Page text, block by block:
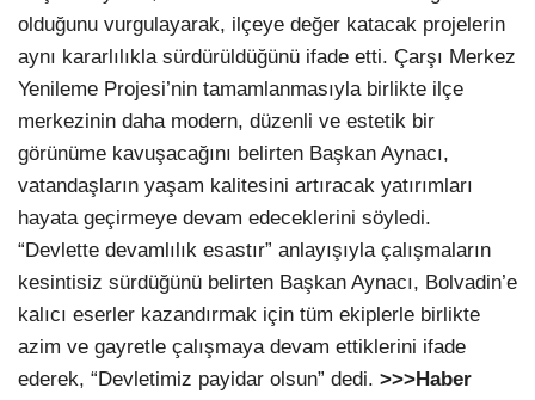
olduğunu vurgulayarak, ilçeye değer katacak projelerin
aynı kararlılıkla sürdürüldüğünü ifade etti. Çarşı Merkez
Yenileme Projesi’nin tamamlanmasıyla birlikte ilçe
merkezinin daha modern, düzenli ve estetik bir
görünüme kavuşacağını belirten Başkan Aynacı,
vatandaşların yaşam kalitesini artıracak yatırımları
hayata geçirmeye devam edeceklerini söyledi.
“Devlette devamlılık esastır” anlayışıyla çalışmaların
kesintisiz sürdüğünü belirten Başkan Aynacı, Bolvadin’e
kalıcı eserler kazandırmak için tüm ekiplerle birlikte
azim ve gayretle çalışmaya devam ettiklerini ifade
ederek, “Devletimiz payidar olsun” dedi. >>>Haber